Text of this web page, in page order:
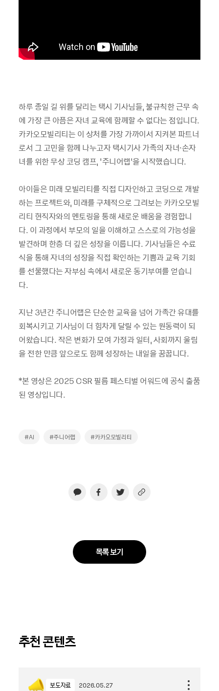
하루 종일 길 위를 달리는 택시 기사님들, 불규칙한 근무 속
에 가장 큰 아픔은 자녀 교육에 함께할 수 없다는 점입니다.
카카오모빌리티는 이 상처를 가장 가까이서 지켜본 파트너
로서 그 고민을 함께 나누고자 택시기사 가족의 자녀·손자
녀를 위한 무상 코딩 캠프, ‘주니어랩’을 시작했습니다.
아이들은 미래 모빌리티를 직접 디자인하고 코딩으로 개발
하는 프로젝트와, 미래를 구체적으로 그려보는 카카오모빌
리티 현직자와의 멘토링을 통해 새로운 배움을 경험합니
다. 이 과정에서 부모의 일을 이해하고 스스로의 가능성을
발견하며 한층 더 깊은 성장을 이룹니다. 기사님들은 수료
식을 통해 자녀의 성장을 직접 확인하는 기쁨과 교육 기회
를 선물했다는 자부심 속에서 새로운 동기부여를 얻습니
다.
지난 3년간 주니어랩은 단순한 교육을 넘어 가족간 유대를
회복시키고 기사님이 더 힘차게 달릴 수 있는 원동력이 되
어왔습니다. 작은 변화가 모여 가정과 일터, 사회까지 울림
을 전한 만큼 앞으로도 함께 성장하는 내일을 꿈꿉니다.
*본 영상은 2025 CSR 필름 페스티벌 어워드에 공식 출품
된 영상입니다.
#AI #주니어랩 #카카오모빌리티
목록 보기
추천 콘텐츠
보도자료 2026.05.27